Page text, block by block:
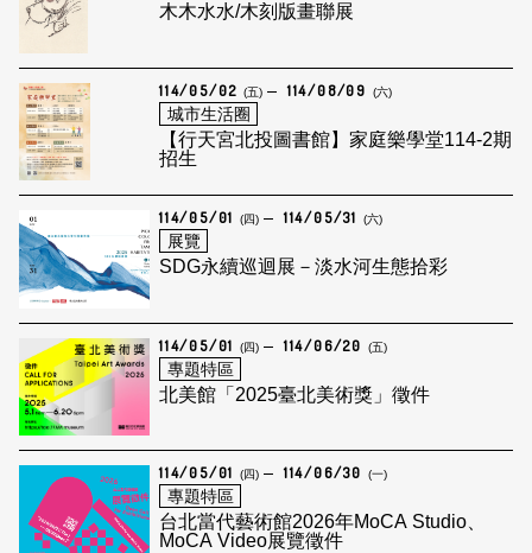
木木水水/木刻版畫聯展
114/05/02 (五) 114/08/09 (六)
城市生活圈
【行天宮北投圖書館】家庭樂學堂114-2期
招生
114/05/01 (四) 114/05/31 (六)
展覽
SDG永續巡迴展－淡水河生態拾彩
114/05/01 (四) 114/06/20 (五)
專題特區
北美館「2025臺北美術獎」徵件
114/05/01 (四) 114/06/30 (一)
專題特區
台北當代藝術館2026年MoCA Studio、
MoCA Video展覽徵件